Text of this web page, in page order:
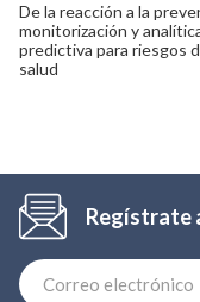
De la reacción a la
monitorización y
predictiva para riesgos
salud
Regístrate